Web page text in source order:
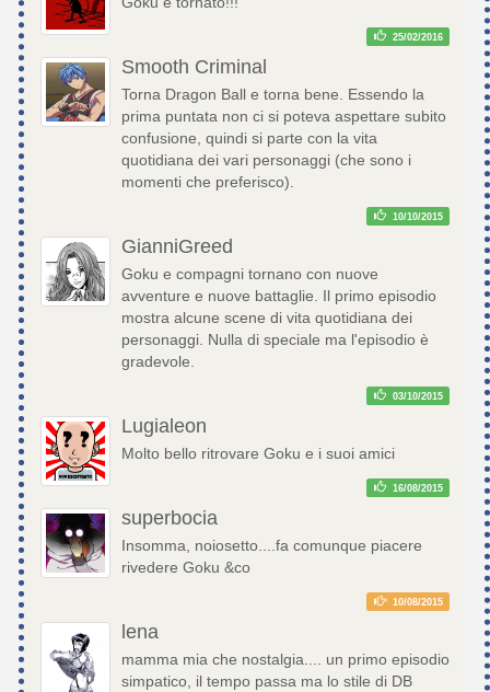
25/02/2016
Smooth Criminal
Torna Dragon Ball e torna bene. Essendo la
prima puntata non ci si poteva aspettare subito
confusione, quindi si parte con la vita
quotidiana dei vari personaggi (che sono i
momenti che preferisco).
10/10/2015
GianniGreed
Goku e compagni tornano con nuove
avventure e nuove battaglie. Il primo episodio
mostra alcune scene di vita quotidiana dei
personaggi. Nulla di speciale ma l'episodio è
gradevole.
03/10/2015
Lugialeon
Molto bello ritrovare Goku e i suoi amici
16/08/2015
superbocia
Insomma, noiosetto....fa comunque piacere
rivedere Goku &co
10/08/2015
lena
mamma mia che nostalgia.... un primo episodio
simpatico, il tempo passa ma lo stile di DB